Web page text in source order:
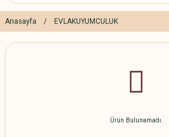
Anasayfa EVLAKUYUMCULUK
Ürün Bulunamadı.